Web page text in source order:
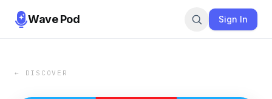
Wave Pod Sign In
← DISCOVER